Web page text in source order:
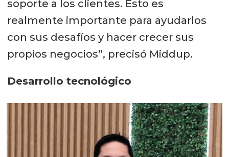
soporte a los clientes. Esto es
realmente importante para ayudarlos
con sus desafíos y hacer crecer sus
propios negocios”, precisó Middup.
Desarrollo tecnológico